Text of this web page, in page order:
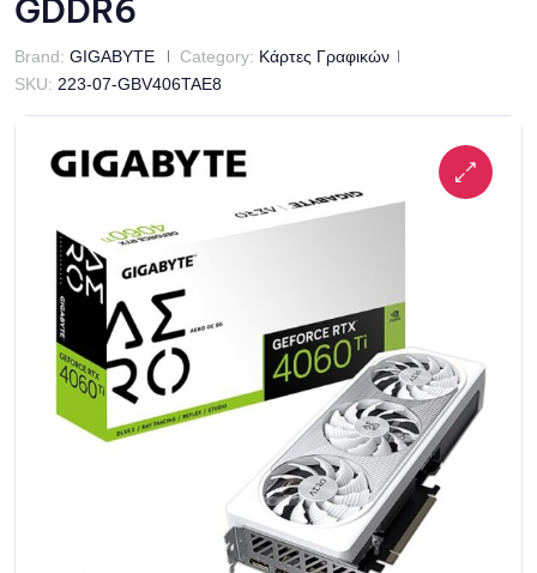
GDDR6
Brand: GIGABYTE Category: Κάρτες Γραφικών
SKU: 223-07-GBV406TAE8